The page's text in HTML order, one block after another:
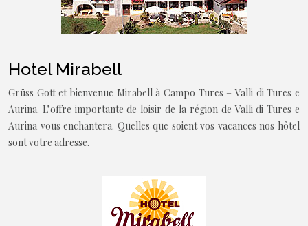
Hotel Mirabell
Grüss Gott et bienvenue Mirabell à Campo Tures – Valli di Tures e
Aurina. L’offre importante de loisir de la région de Valli di Tures e
Aurina vous enchantera. Quelles que soient vos vacances nos hôtel
sont votre adresse.